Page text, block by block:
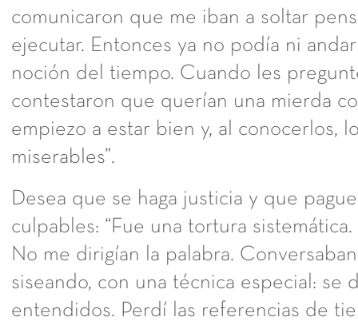
comunicaron que me iban a soltar
ejecutar. Entonces ya no podía ni
noción del tiempo. Cuando les
contestaron que querían una mierda
empiezo a estar bien y, al conocerlos,
miserables”.
Desea que se haga justicia y que
culpables: “Fue una tortura
No me dirigían la palabra.
siseando, con una técnica especial: se
entendidos. Perdí las referencias de